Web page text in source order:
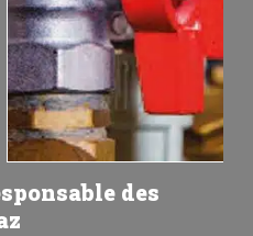
des